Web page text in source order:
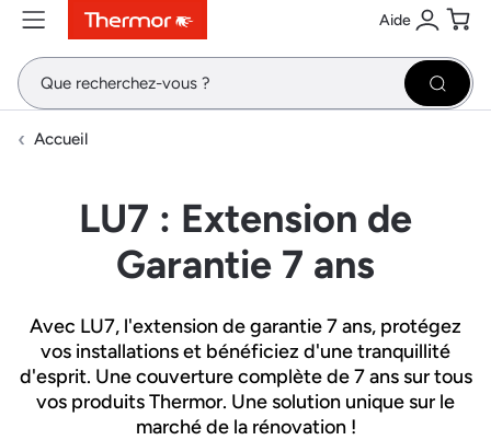
ContenuMenuRecherche Aide
Se
Accueil
LU7 : Extension de
Garantie 7 ans
Avec LU7, l'extension de garantie 7 ans, protégez
vos installations et bénéficiez d'une tranquillité
d'esprit. Une couverture complète de 7 ans sur tous
vos produits Thermor. Une solution unique sur le
marché de la rénovation !